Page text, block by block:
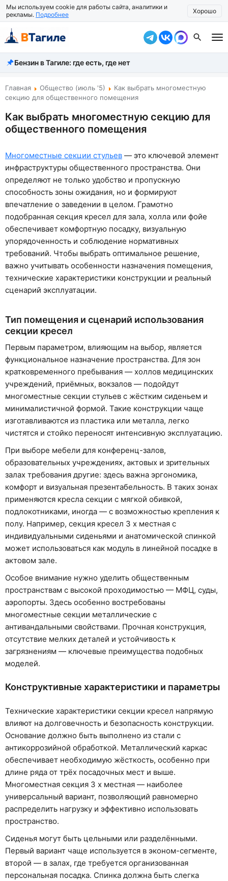
Мы используем cookie для работы сайта, аналитики и
рекламы. Подробнее Хорошо
Все новости
Происшествия
Власть
Экономика
Общество
Бензин в Тагиле: где есть, где нет
Главная Общество (июль '5)
Как выбрать многоместную
секцию для общественного помещения
Как выбрать многоместную секцию для
общественного помещения
Многоместные секции стульев — это ключевой элемент
инфраструктуры общественного пространства. Они
определяют не только удобство и пропускную
способность зоны ожидания, но и формируют
впечатление о заведении в целом. Грамотно
подобранная секция кресел для зала, холла или фойе
обеспечивает комфортную посадку, визуальную
упорядоченность и соблюдение нормативных
требований. Чтобы выбрать оптимальное решение,
важно учитывать особенности назначения помещения,
технические характеристики конструкции и реальный
сценарий эксплуатации.
Тип помещения и сценарий использования
секции кресел
Первым параметром, влияющим на выбор, является
функциональное назначение пространства. Для зон
кратковременного пребывания — холлов медицинских
учреждений, приёмных, вокзалов — подойдут
многоместные секции стульев с жёстким сиденьем и
минималистичной формой. Такие конструкции чаще
изготавливаются из пластика или металла, легко
чистятся и стойко переносят интенсивную эксплуатацию.
При выборе мебели для конференц-залов,
образовательных учреждениях, актовых и зрительных
залах требования другие: здесь важна эргономика,
комфорт и визуальная презентабельность. В таких зонах
применяются кресла секции с мягкой обивкой,
подлокотниками, иногда — с возможностью крепления к
полу. Например, секция кресел 3 х местная с
индивидуальными сиденьями и анатомической спинкой
может использоваться как модуль в линейной посадке в
актовом зале.
Особое внимание нужно уделить общественным
пространствам с высокой проходимостью — МФЦ, суды,
аэропорты. Здесь особенно востребованы
многоместные секции металлические с
антивандальными свойствами. Прочная конструкция,
отсутствие мелких деталей и устойчивость к
загрязнениям — ключевые преимущества подобных
моделей.
Конструктивные характеристики и параметры
Технические характеристики секции кресел напрямую
влияют на долговечность и безопасность конструкции.
Основание должно быть выполнено из стали с
антикоррозийной обработкой. Металлический каркас
обеспечивает необходимую жёсткость, особенно при
длине ряда от трёх посадочных мест и выше.
Многоместная секция 3 х местная — наиболее
универсальный вариант, позволяющий равномерно
распределить нагрузку и эффективно использовать
пространство.
Сиденья могут быть цельными или разделёнными.
Первый вариант чаще используется в эконом-сегменте,
второй — в залах, где требуется организованная
персональная посадка. Спинка должна быть слегка